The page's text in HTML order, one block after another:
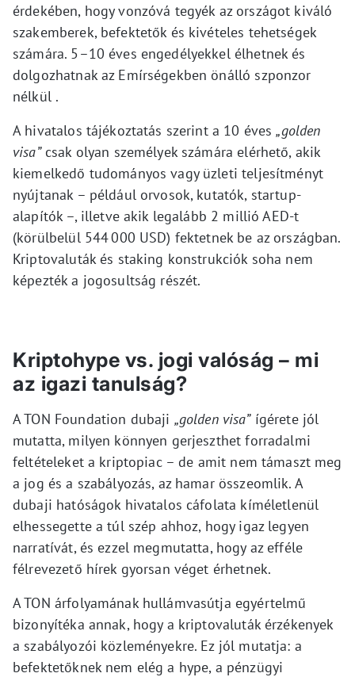
érdekében, hogy vonzóvá tegyék az országot kiváló
szakemberek, befektetők és kivételes tehetségek
számára. 5–10 éves engedélyekkel élhetnek és
dolgozhatnak az Emírségekben önálló szponzor
nélkül .
A hivatalos tájékoztatás szerint a 10 éves„golden
visa”csak olyan személyek számára elérhető, akik
kiemelkedő tudományos vagy üzleti teljesítményt
nyújtanak – például orvosok, kutatók, startup-
alapítók –, illetve akik legalább 2 millió AED-t
(körülbelül 544 000 USD) fektetnek be az országban.
Kriptovaluták és staking konstrukciók soha nem
képezték a jogosultság részét.
Kriptohype vs. jogi valóság – mi
az igazi tanulság?
A TON Foundation dubaji „golden visa”ígérete jól
mutatta, milyen könnyen gerjeszthet forradalmi
feltételeket a kriptopiac – de amit nem támaszt meg
a jog és a szabályozás, az hamar összeomlik. A
dubaji hatóságok hivatalos cáfolata kíméletlenül
elhessegette a túl szép ahhoz, hogy igaz legyen
narratívát, és ezzel megmutatta, hogy az efféle
félrevezető hírek gyorsan véget érhetnek.
A TON árfolyamának hullámvasútja egyértelmű
bizonyítéka annak, hogy a kriptovaluták érzékenyek
a szabályozói közleményekre. Ez jól mutatja: a
befektetőknek nem elég a hype, a pénzügyi